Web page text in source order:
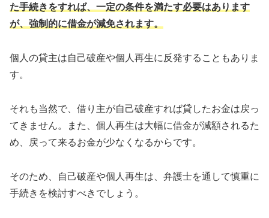
た手続きをすれば、一定の条件を満たす必要はあります
が、強制的に借金が減免されます。
個人の貸主は自己破産や個人再生に反発することもありま
す。
それも当然で、借り主が自己破産すれば貸したお金は戻っ
てきません。また、個人再生は大幅に借金が減額されるた
め、戻って来るお金が少なくなるからです。
そのため、自己破産や個人再生は、弁護士を通して慎重に
手続きを検討すべきでしょう。